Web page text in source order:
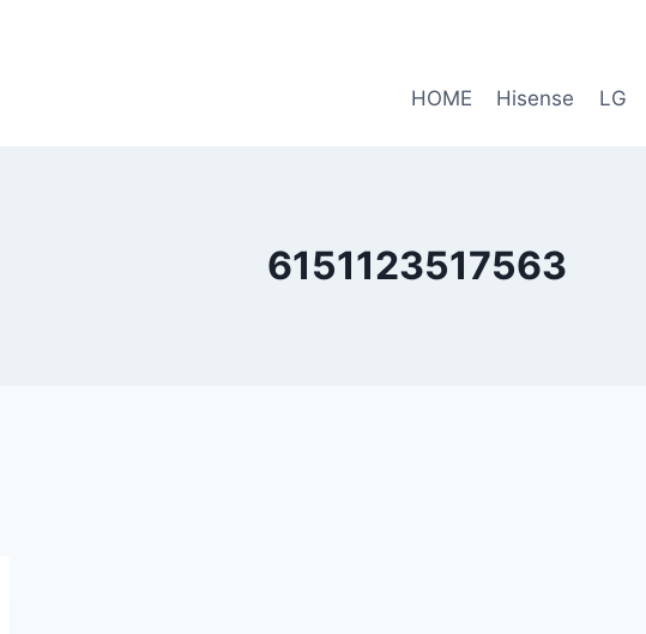
HOME Hisense LG
6151123517563